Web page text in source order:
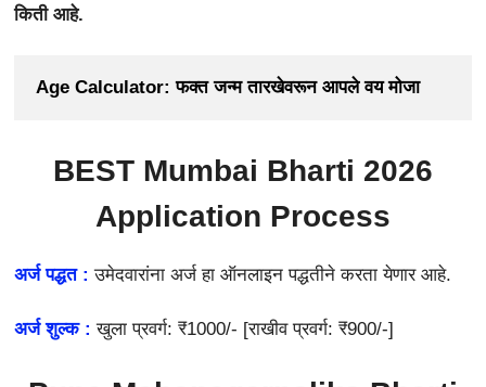
किती आहे.
Age Calculator: फक्त जन्म तारखेवरून आपले वय मोजा
BEST Mumbai Bharti 2026
Application Process
अर्ज पद्धत : उमेदवारांना अर्ज हा ऑनलाइन पद्धतीने करता येणार आहे.
अर्ज शुल्क :खुला प्रवर्ग: ₹1000/- [राखीव प्रवर्ग: ₹900/-]